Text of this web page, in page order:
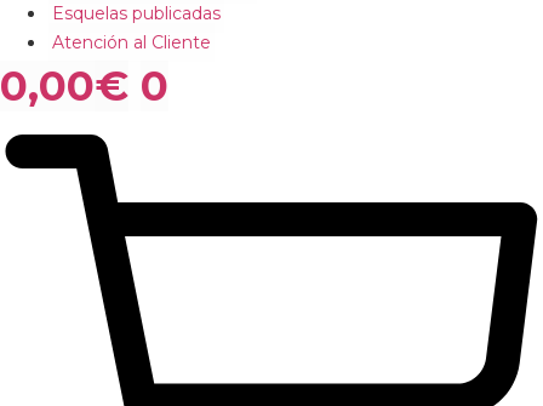
Esquelas publicadas
Atención al Cliente
0,00€ 0